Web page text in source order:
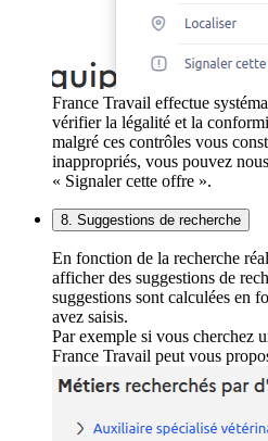
France Travail effectue
vérifier la légalité et la
malgré ces contrôles vous
inappropriés, vous pouvez
« Signaler cette offre ».
8. Suggestions de recherche
En fonction de la recherche
afficher des suggestions de
suggestions sont calculées en
avez saisis.
Par exemple si vous cherchez
France Travail peut vous